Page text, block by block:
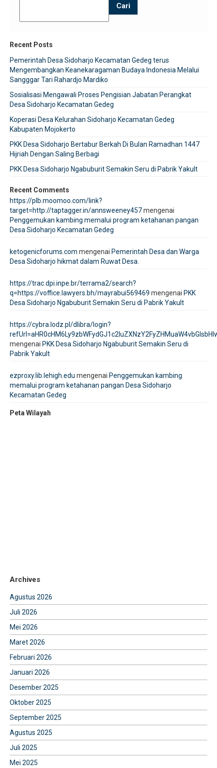
Cari
Recent Posts
Pemerintah Desa Sidoharjo Kecamatan Gedeg terus
Mengembangkan Keanekaragaman Budaya Indonesia Melalui
Sangggar Tari Rahardjo Mardiko
Sosialisasi Mengawali Proses Pengisian Jabatan Perangkat
Desa Sidoharjo Kecamatan Gedeg
Koperasi Desa Kelurahan Sidoharjo Kecamatan Gedeg
Kabupaten Mojokerto
PKK Desa Sidoharjo Bertabur Berkah Di Bulan Ramadhan 1447
Hijriah Dengan Saling Berbagi
PKK Desa Sidoharjo Ngabuburit Semakin Seru di Pabrik Yakult
Recent Comments
https://plb.moomoo.com/link?
target=http://taptagger.in/annsweeney457mengenai
Penggemukan kambing memalui program ketahanan pangan
Desa Sidoharjo Kecamatan Gedeg
ketogenicforums.com mengenai Pemerintah Desa dan Warga
Desa Sidoharjo hikmat dalam Ruwat Desa.
https://trac.dpi.inpe.br/terrama2/search?
q=https://voffice.lawyers.bh/mayrabui569469 mengenai PKK
Desa Sidoharjo Ngabuburit Semakin Seru di Pabrik Yakult
https://cybra.lodz.pl/dlibra/login?
mengenai PKK Desa Sidoharjo Ngabuburit Semakin Seru di
Pabrik Yakult
ezproxy.lib.lehigh.edu mengenai Penggemukan kambing
memalui program ketahanan pangan Desa Sidoharjo
Kecamatan Gedeg
Peta Wilayah
Archives
Agustus 2026
Juli 2026
Mei 2026
Maret 2026
Februari 2026
Januari 2026
Desember 2025
Oktober 2025
September 2025
Agustus 2025
Juli 2025
Mei 2025